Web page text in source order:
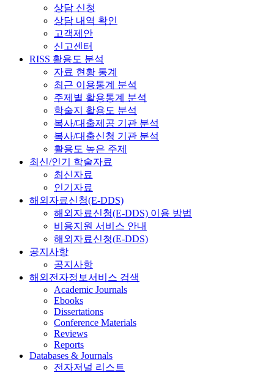
상담 신청
상담 내역 확인
고객제안
신고센터
RISS 활용도 분석
자료 현황 통계
최근 이용통계 분석
주제별 활용통계 분석
학술지 활용도 분석
복사/대출제공 기관 분석
복사/대출신청 기관 분석
활용도 높은 주제
최신/인기 학술자료
최신자료
인기자료
해외자료신청(E-DDS)
해외자료신청(E-DDS) 이용 방법
비용지원 서비스 안내
해외자료신청(E-DDS)
공지사항
공지사항
해외전자정보서비스 검색
Academic Journals
Ebooks
Dissertations
Conference Materials
Reviews
Reports
Databases & Journals
전자저널 리스트